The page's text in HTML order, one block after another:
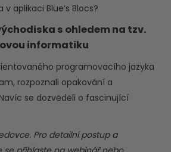
aplikaci Blue’s Blocs?
s ohledem na tzv.
informatiku
programovacího jazyka
rozpoznali opakování a
se dozvěděli o fascinující
Pro detailní postup a